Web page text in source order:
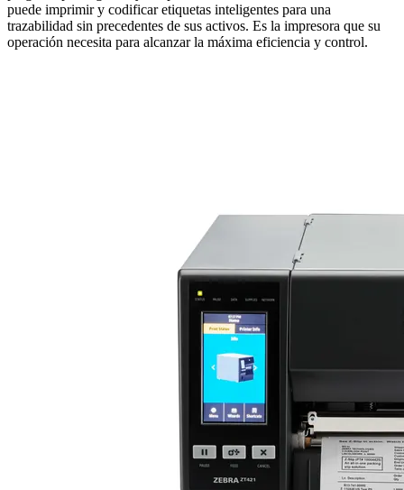
puede imprimir y codificar etiquetas inteligentes para una
trazabilidad sin precedentes de sus activos. Es la impresora que su
operación necesita para alcanzar la máxima eficiencia y control.